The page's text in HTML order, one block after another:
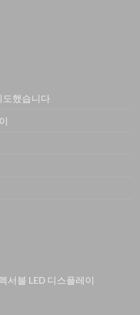
도했습니다
서블 LED 디스플레이